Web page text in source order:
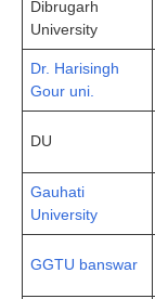
Dibrugarh
University
Dr. Harisingh
Gour uni.
DU
Gauhati
University
GGTU banswar